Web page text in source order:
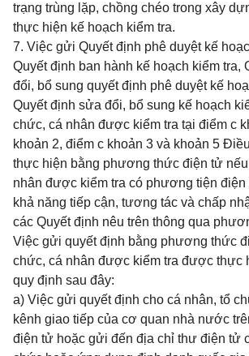
trạng trùng lặp, chồng chéo trong xây
thực hiện kế hoạch kiểm tra.
7. Việc gửi Quyết định phê duyệt kế
Quyết định ban hành kế hoạch kiểm tra,
đổi, bổ sung quyết định phê duyệt kế
Quyết định sửa đổi, bổ sung kế hoạch
chức, cá nhân được kiểm tra tại điểm c
khoản 2, điểm c khoản 3 và khoản 5
thực hiện bằng phương thức điện tử
nhân được kiểm tra có phương tiện
khả năng tiếp cận, tương tác và chấp
các Quyết định nêu trên thông qua
Việc gửi quyết định bằng phương thức
chức, cá nhân được kiểm tra được thực
quy định sau đây:
a) Việc gửi quyết định cho cá nhân, tổ
kênh giao tiếp của cơ quan nhà nước
điện tử hoặc gửi đến địa chỉ thư điện tử